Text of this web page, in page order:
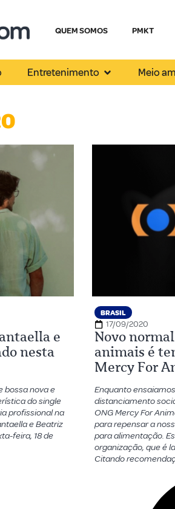
QUEM SOMOS PMKT
Entretenimento Meio
e
nesta
bossa nova e
do single
profissional na
e Beatriz
feira, 18 de
BRASIL
17/09/2020
Novo
animais é
Mercy For
Enquanto
distanciamento
ONG Mercy For
para repensar a
para alimentação.
organização, que é
Citando